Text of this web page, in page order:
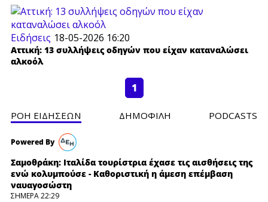
Ειδήσεις 18-05-2026 16:20
Αττική: 13 συλλήψεις οδηγών που είχαν καταναλώσει
αλκοόλ
1
ΡΟΗ ΕΙΔΗΣΕΩΝ ΔΗΜΟΦΙΛH PODCASTS
Σαμοθράκη: Ιταλίδα τουρίστρια έχασε τις αισθήσεις της
ενώ κολυμπούσε - Καθοριστική η άμεση επέμβαση
ναυαγοσώστη
ΣΗΜΕΡΑ 22:29